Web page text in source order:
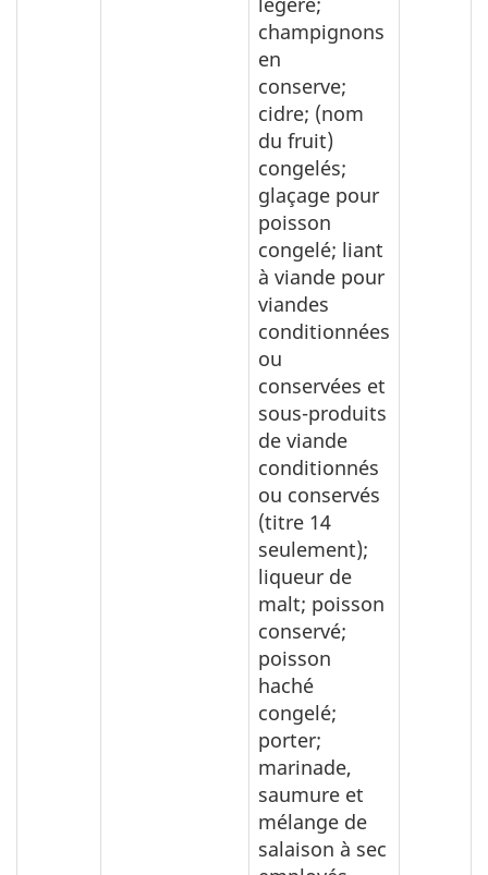
champignons
en
conserve;
cidre; (nom
du fruit)
congelés;
glaçage pour
poisson
congelé; liant
à viande pour
viandes
conditionnées
ou
conservées et
sous-produits
de viande
conditionnés
ou conservés
(titre 14
seulement);
liqueur de
malt; poisson
conservé;
poisson
haché
congelé;
porter;
marinade,
saumure et
mélange de
salaison à sec